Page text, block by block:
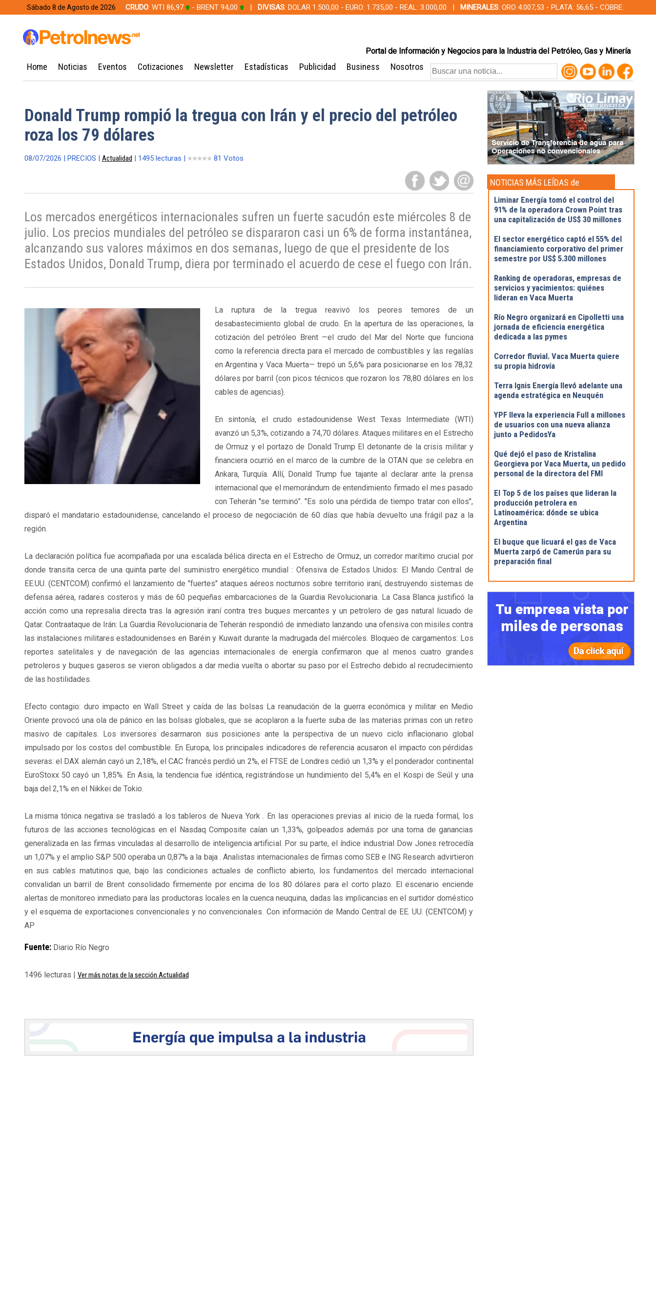
Sábado 8 de Agosto de 2026 CRUDO: WTI 86,97 - BRENT 94,00 | DIVISAS: DOLAR 1.500,00 - EURO: 1.735,00 - REAL: 3.000,00 | MINERALES: ORO 4.007,53 - PLATA: 56,65 - COBRE:
Portal de Información y Negocios para la Industria del Petróleo, Gas y Minería
Home Noticias Eventos Cotizaciones Newsletter Estadísticas Publicidad Business Nosotros
Donald Trump rompió la tregua con Irán y el precio del petróleo
roza los 79 dólares
08/07/2026 | PRECIOS | Actualidad | 1495 lecturas | 81 Votos
Los mercados energéticos internacionales sufren un fuerte sacudón este miércoles 8 de
julio. Los precios mundiales del petróleo se dispararon casi un 6% de forma instantánea,
alcanzando sus valores máximos en dos semanas, luego de que el presidente de los
Estados Unidos, Donald Trump, diera por terminado el acuerdo de cese el fuego con Irán.
La ruptura de la tregua reavivó los peores temores de un
desabastecimiento global de crudo. En la apertura de las operaciones, la
cotización del petróleo Brent —el crudo del Mar del Norte que funciona
como la referencia directa para el mercado de combustibles y las regalías
en Argentina y Vaca Muerta— trepó un 5,6% para posicionarse en los 78,32
dólares por barril (con picos técnicos que rozaron los 78,80 dólares en los
cables de agencias).
En sintonía, el crudo estadounidense West Texas Intermediate (WTI)
avanzó un 5,3%, cotizando a 74,70 dólares. Ataques militares en el Estrecho
de Ormuz y el portazo de Donald Trump El detonante de la crisis militar y
financiera ocurrió en el marco de la cumbre de la OTAN que se celebra en
Ankara, Turquía. Allí, Donald Trump fue tajante al declarar ante la prensa
internacional que el memorándum de entendimiento firmado el mes pasado
con Teherán "se terminó”. "Es solo una pérdida de tiempo tratar con ellos",
disparó el mandatario estadounidense, cancelando el proceso de negociación de 60 días que había devuelto una frágil paz a la
región.
La declaración política fue acompañada por una escalada bélica directa en el Estrecho de Ormuz, un corredor marítimo crucial por
donde transita cerca de una quinta parte del suministro energético mundial : Ofensiva de Estados Unidos: El Mando Central de
EE.UU. (CENTCOM) confirmó el lanzamiento de "fuertes" ataques aéreos nocturnos sobre territorio iraní, destruyendo sistemas de
defensa aérea, radares costeros y más de 60 pequeñas embarcaciones de la Guardia Revolucionaria. La Casa Blanca justificó la
acción como una represalia directa tras la agresión iraní contra tres buques mercantes y un petrolero de gas natural licuado de
Qatar. Contraataque de Irán: La Guardia Revolucionaria de Teherán respondió de inmediato lanzando una ofensiva con misiles contra
las instalaciones militares estadounidenses en Baréin y Kuwait durante la madrugada del miércoles. Bloqueo de cargamentos: Los
reportes satelitales y de navegación de las agencias internacionales de energía confirmaron que al menos cuatro grandes
petroleros y buques gaseros se vieron obligados a dar media vuelta o abortar su paso por el Estrecho debido al recrudecimiento
de las hostilidades.
Efecto contagio: duro impacto en Wall Street y caída de las bolsas La reanudación de la guerra económica y militar en Medio
Oriente provocó una ola de pánico en las bolsas globales, que se acoplaron a la fuerte suba de las materias primas con un retiro
masivo de capitales. Los inversores desarmaron sus posiciones ante la perspectiva de un nuevo ciclo inflacionario global
impulsado por los costos del combustible. En Europa, los principales indicadores de referencia acusaron el impacto con pérdidas
severas: el DAX alemán cayó un 2,18%, el CAC francés perdió un 2%, el FTSE de Londres cedió un 1,3% y el ponderador continental
EuroStoxx 50 cayó un 1,85%. En Asia, la tendencia fue idéntica, registrándose un hundimiento del 5,4% en el Kospi de Seúl y una
baja del 2,1% en el Nikkei de Tokio.
La misma tónica negativa se trasladó a los tableros de Nueva York . En las operaciones previas al inicio de la rueda formal, los
futuros de las acciones tecnológicas en el Nasdaq Composite caían un 1,33%, golpeados además por una toma de ganancias
generalizada en las firmas vinculadas al desarrollo de inteligencia artificial. Por su parte, el índice industrial Dow Jones retrocedía
un 1,07% y el amplio S&P 500 operaba un 0,87% a la baja . Analistas internacionales de firmas como SEB e ING Research advirtieron
en sus cables matutinos que, bajo las condiciones actuales de conflicto abierto, los fundamentos del mercado internacional
convalidan un barril de Brent consolidado firmemente por encima de los 80 dólares para el corto plazo. El escenario enciende
alertas de monitoreo inmediato para las productoras locales en la cuenca neuquina, dadas las implicancias en el surtidor doméstico
y el esquema de exportaciones convencionales y no convencionales. Con información de Mando Central de EE. UU. (CENTCOM) y
AP
Fuente:Diario Río Negro
1496 lecturas | Ver más notas de la sección Actualidad
NOTICIAS MÁS LEÍDAS de
Actualidad
Liminar Energía tomó el control del
91% de la operadora Crown Point tras
una capitalización de US$ 30 millones
El sector energético captó el 55% del
financiamiento corporativo del primer
semestre por US$ 5.300 millones
Ranking de operadoras, empresas de
servicios y yacimientos: quiénes
lideran en Vaca Muerta
Río Negro organizará en Cipolletti una
jornada de eficiencia energética
dedicada a las pymes
Corredor fluvial. Vaca Muerta quiere
su propia hidrovía
Terra Ignis Energía llevó adelante una
agenda estratégica en Neuquén
YPF lleva la experiencia Full a millones
de usuarios con una nueva alianza
junto a PedidosYa
Qué dejó el paso de Kristalina
Georgieva por Vaca Muerta, un pedido
personal de la directora del FMI
El Top 5 de los países que lideran la
producción petrolera en
Latinoamérica: dónde se ubica
Argentina
El buque que licuará el gas de Vaca
Muerta zarpó de Camerún para su
preparación final